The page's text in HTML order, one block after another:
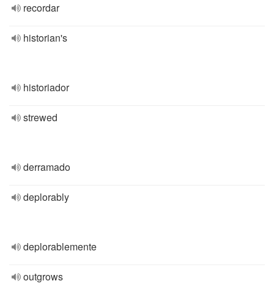
recordar
historian's
historiador
strewed
derramado
deplorably
deplorablemente
outgrows